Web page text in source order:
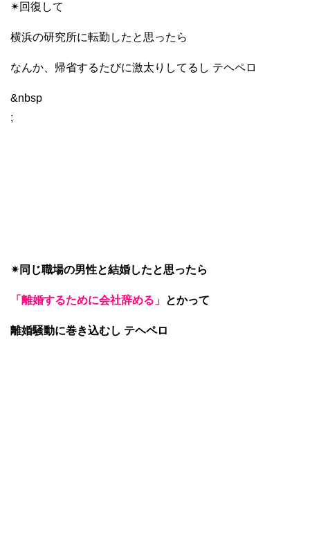
✴︎回復して
横浜の研究所に転勤したと思ったら
なんか、帰省するたびに激太りしてるし テヘペロ
&nbsp
;
✴︎同じ職場の男性と結婚したと思ったら
「離婚するために会社辞める」 とかって
離婚騒動に巻き込むし テヘペロ